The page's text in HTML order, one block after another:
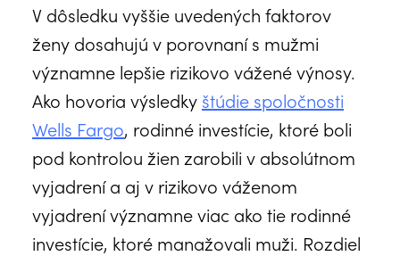
V dôsledku vyššie uvedených faktorov
ženy dosahujú v porovnaní s mužmi
významne lepšie rizikovo vážené výnosy.
Ako hovoria výsledky štúdie spoločnosti
Wells Fargo, rodinné investície, ktoré boli
pod kontrolou žien zarobili v absolútnom
vyjadrení a aj v rizikovo váženom
vyjadrení významne viac ako tie rodinné
investície, ktoré manažovali muži. Rozdiel